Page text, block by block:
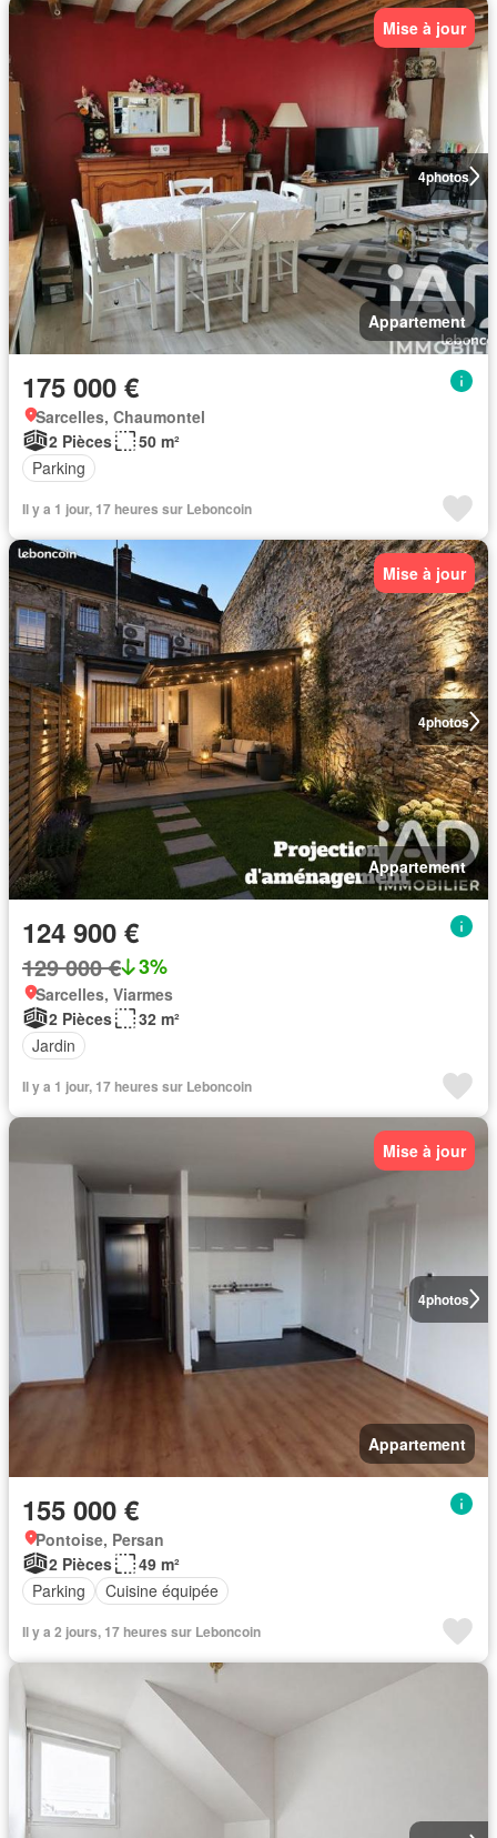
4photos
Mise à jour
Appartement
175 000 €
Sarcelles, Chaumontel
2 Pièces
50 m²
Parking
Il y a 1 jour, 17 heures sur Leboncoin
4photos
Mise à jour
Appartement
124 900 €
129 000 € 3%
Sarcelles, Viarmes
2 Pièces
32 m²
Jardin
Il y a 1 jour, 17 heures sur Leboncoin
4photos
Mise à jour
Appartement
155 000 €
Pontoise, Persan
2 Pièces
49 m²
Parking
Cuisine équipée
Il y a 2 jours, 17 heures sur Leboncoin